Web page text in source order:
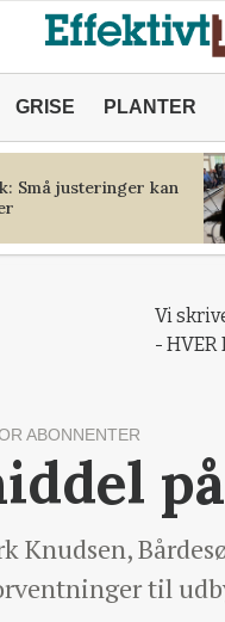
GRISE PLANTER
Små justeringer kan
Vi
- HVER
ABONNENTER
Knudsen,
til